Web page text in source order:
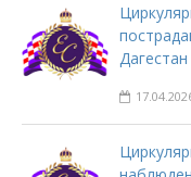
Дагестан